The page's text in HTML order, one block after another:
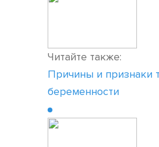
Читайте также:
Причины и признаки
беременности